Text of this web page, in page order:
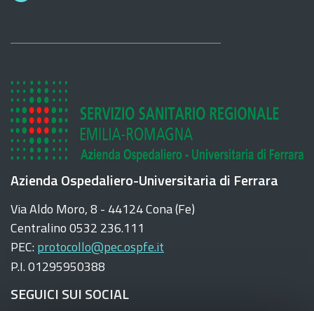
e
o
o
k
Azienda Ospedaliero-Universitaria di Ferrara
Via Aldo Moro, 8 - 44124 Cona (Fe)
Centralino 0532 236.111
PEC: protocollo@pec.ospfe.it
P.I. 01295950388
SEGUICI SUI SOCIAL